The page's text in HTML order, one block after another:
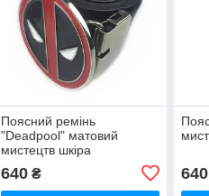
Поясний ремінь
"Deadpool" матовий
мистецтв шкіра
640₴ 640